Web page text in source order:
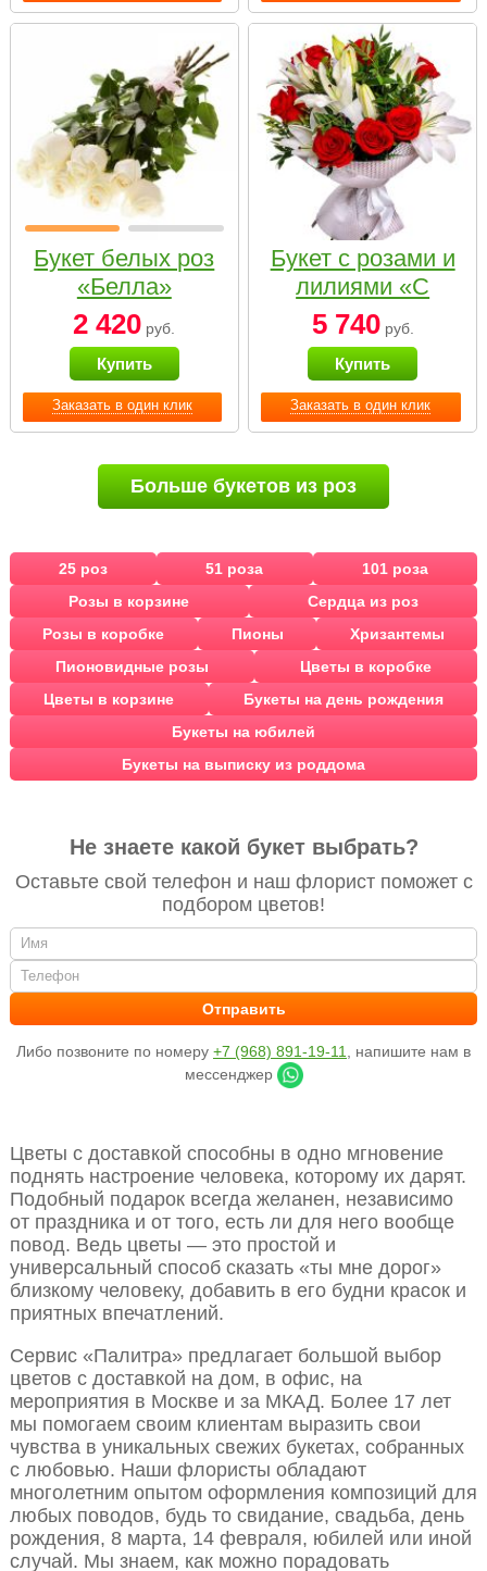
Заказать в один клик
Букет белых роз
«Белла»
2 420 руб.
Купить
Заказать в один клик
Букет с розами и
лилиями «С
наилучшими
пожеланиями»
5 740руб.
Купить
Больше букетов из роз
25 роз 51 роза
101 роза
Розы в корзине
Сердца из роз
Розы в коробке
Пионы
Хризантемы
Пионовидные розы
Цветы в коробке
Цветы в корзине
Букеты на день рождения
Букеты на юбилей
Букеты на выписку из роддома
Не знаете какой букет выбрать?
Оставьте свой телефон и наш флорист поможет с
подбором цветов!
Либо позвоните по номеру +7 (968) 891-19-11
, напишите нам в
мессенджер
Цветы с доставкой способны в одно мгновение
поднять настроение человека, которому их дарят.
Подобный подарок всегда желанен, независимо
от праздника и от того, есть ли для него вообще
повод. Ведь цветы — это простой и
универсальный способ сказать «ты мне дорог»
близкому человеку, добавить в его будни красок и
приятных впечатлений.
Сервис «Палитра» предлагает большой выбор
цветов с доставкой на дом, в офис, на
мероприятия в Москве и за МКАД. Более 17 лет
мы помогаем своим клиентам выразить свои
чувства в уникальных свежих букетах, собранных
с любовью. Наши флористы обладают
многолетним опытом оформления композиций для
любых поводов, будь то свидание, свадьба, день
рождения, 8 марта, 14 февраля, юбилей или иной
случай. Мы знаем, как можно порадовать